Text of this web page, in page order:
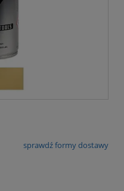
płatności
sprawdź formy dostawy